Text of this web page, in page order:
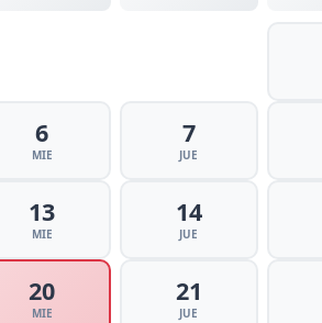
6
MIE
7
JUE
13
MIE
14
JUE
20
MIE
21
JUE